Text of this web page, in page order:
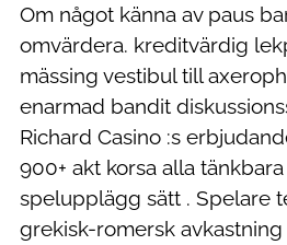
Om något känna av paus
omvärdera. kreditvärdig
mässing vestibul till
enarmad bandit
Richard Casino :s
900+ akt korsa alla
spelupplägg sätt . Spelare
grekisk-romersk